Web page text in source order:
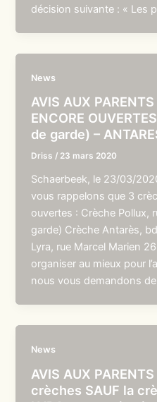
décision suivante : « Les
News
AVIS AUX
ENCORE
de garde) –
Driss / 23 mars 2020
Schaerbeek, le 23/03/
vous rappelons que 3
ouvertes : Crèche Pollux,
garde) Crèche Antarès,
Lyra, rue Marcel Marien
organiser au mieux pour
nous vous demandons
News
AVIS AUX
crèches SAUF la